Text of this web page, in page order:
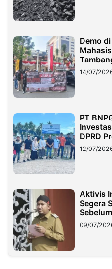
Demo
14/07/
PT
DPRD
12/07/
Aktivis
Segera
Longsor
09/07/